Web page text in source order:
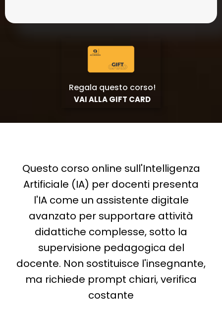
Regala questo corso!
VAI ALLA GIFT CARD
Questo corso online sull'Intelligenza
Artificiale (IA) per docenti presenta
l'IA come un assistente digitale
avanzato per supportare attività
didattiche complesse, sotto la
supervisione pedagogica del
docente. Non sostituisce l'insegnante,
ma richiede prompt chiari, verifica
costante